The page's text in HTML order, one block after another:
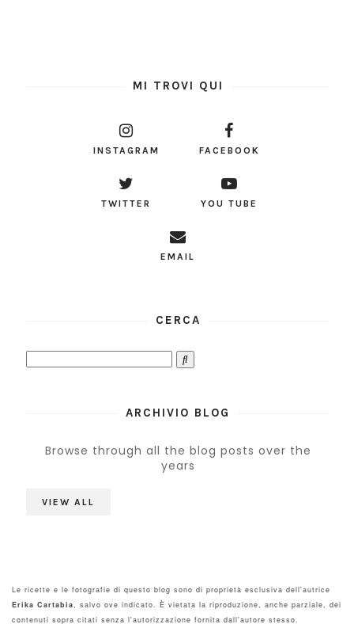
MI TROVI QUI
INSTAGRAM FACEBOOK
TWITTER YOU TUBE
EMAIL
CERCA
ARCHIVIO BLOG
Browse through all the blog posts over the
years
VIEW ALL
Le ricette e le fotografie di questo blog sono di proprietà esclusiva dell'autrice
Erika Cartabia, salvo ove indicato. È vietata la riproduzione, anche parziale, dei
contenuti sopra citati senza l'autorizzazione fornita dall'autore stesso.